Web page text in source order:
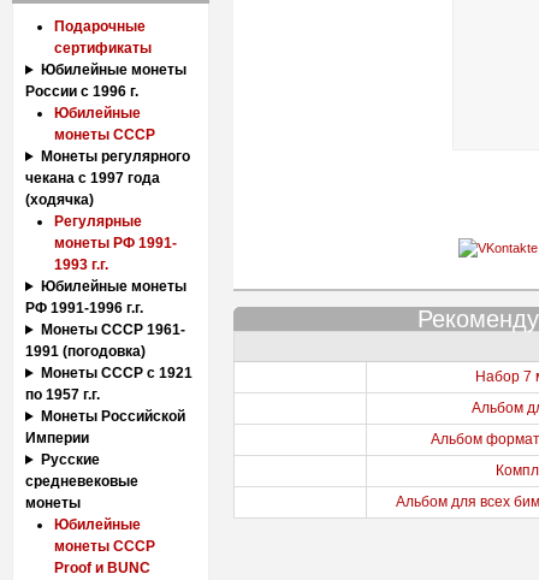
Подарочные
сертификаты
Юбилейные монеты
России с 1996 г.
Юбилейные
монеты СССР
Монеты регулярного
чекана с 1997 года
(ходячка)
Регулярные
монеты РФ 1991-
1993 г.г.
Юбилейные монеты
РФ 1991-1996 г.г.
Монеты СССР 1961-
1991 (погодовка)
Монеты СССР с 1921
по 1957 г.г.
Монеты Российской
Империи
Русские
средневековые
монеты
Юбилейные
монеты СССР
Proof и BUNC
Набор 7
Альбом
Альбом
Альбом для всех